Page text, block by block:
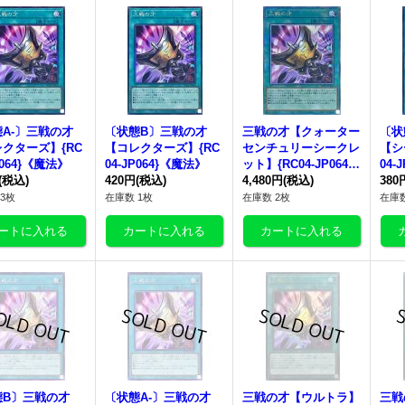
〕 三戦の才
ターズ】{RC
《魔法》
税込)
枚
〔状態B〕 三戦の才
【コレクターズ】{RC
04-JP064}《魔法》
420円(税込)
在庫数 1枚
三戦の才 【クォーター
センチュリーシークレ
ット】{RC04-JP064}
《魔法》
4,480円(税込)
在庫数 2枚
〔
【
04-
380
在庫
〕 三戦の才 〔状態A-〕 三戦の才 三戦の才 【ウルトラ】 三